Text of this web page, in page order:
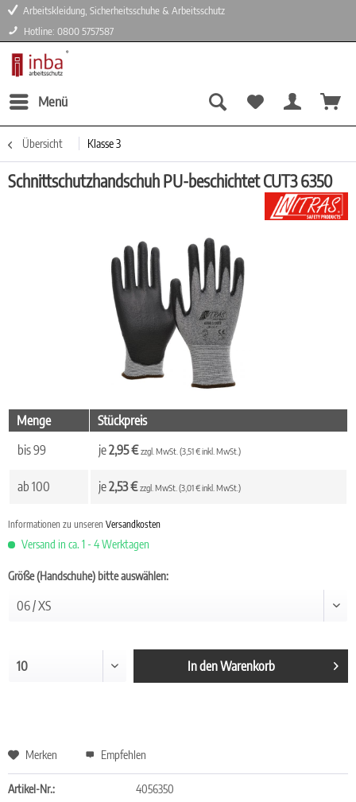
Arbeitskleidung, Sicherheitsschuhe & Arbeitsschutz
Hotline: 0800 5757587
Menü
Übersicht Klasse 3
Schnittschutzhandschuh PU-beschichtet CUT3 6350
Menge
Stückpreis
bis99 je2,95 € zzgl. MwSt. (3,51 € inkl. MwSt.)
ab 100 je2,53 € zzgl. MwSt. (3,01 € inkl. MwSt.)
Informationen zu unseren Versandkosten
Versand in ca. 1 - 4 Werktagen
Größe (Handschuhe) bitte auswählen:
In denWarenkorb
Merken Empfehlen
Artikel-Nr.: 4056350